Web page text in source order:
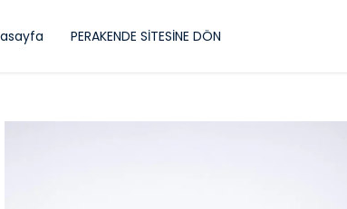
PERAKENDE SİTESİNE DÖN